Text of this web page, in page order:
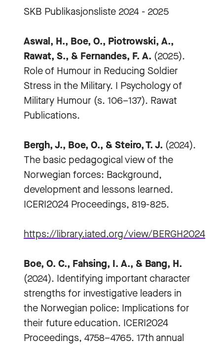
SKB Publikasjonsliste 2024 - 2025
Aswal, H., Boe, O., Piotrowski, A.,
Rawat, S., & Fernandes, F. A. (2025).
Role of Humour in Reducing Soldier
Stress in the Military. I Psychology of
Military Humour (s. 106–137). Rawat
Publications.
Bergh, J., Boe, O., & Steiro, T. J. (2024).
The basic pedagogical view of the
Norwegian forces: Background,
development and lessons learned.
ICERI2024 Proceedings, 819-825.
https://library.iated.org/view/
Boe, O. C., Fahsing, I. A., & Bang, H.
(2024). Identifying important character
strengths for investigative leaders in
the Norwegian police: Implications for
their future education. ICERI2024
Proceedings, 4758–4765. 17th annual